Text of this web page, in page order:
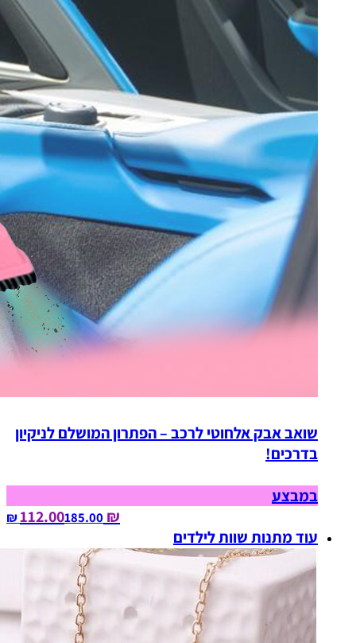
שואב אבק אלחוטי לרכב – הפתרון המושלם לניקיון
בדרכים!
במבצע
₪ 112.00
185.00‏ ₪
עוד מתנות שוות לילדים